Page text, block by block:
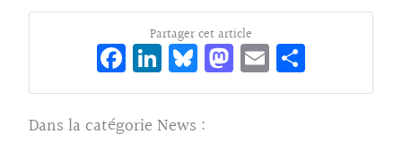
Partager cet article
Fa
ce
bo
Li
n
ke
Bl
ue
sk
M
as
E
m rt
Dans la catégorie News :